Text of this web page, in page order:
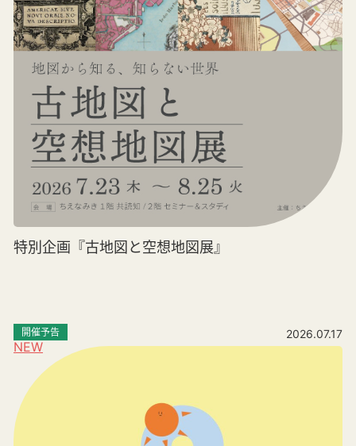
特別企画『古地図と空想地図展』
NEW
開催予告 2026.07.17